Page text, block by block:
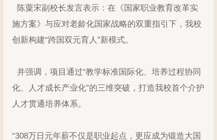
陈粟宋副校长发言表示：在《国家职业教育改革实
施方案》与应对老龄化国家战略的双重指引下，我校
创新构建“跨国双元育人”新模式。
并强调，项目通过“教学标准国际化、培养过程协同
化、人才成长产业化”的三维突破，打造我校首个介护
人才贯通培养体系。
“308万日元年薪不仅是职业起点，更应成为锻造大国